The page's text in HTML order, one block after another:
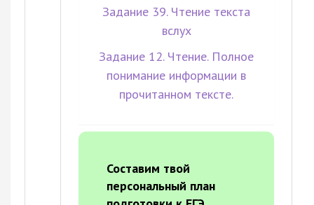
Задание 39. Чтение текста
вслух
Задание 12. Чтение. Полное
понимание информации в
прочитанном тексте.
Составим твой
персональный план